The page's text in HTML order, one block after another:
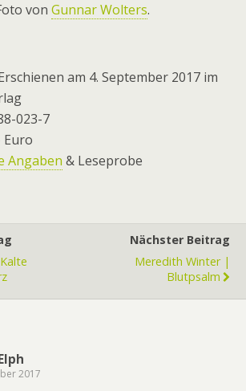
von Gunnar Wolters.
am 4. September 2017 im
023-7
Euro
Angaben & Leseprobe
Nächster Beitrag
Meredith Winter |
Blutpsalm
2017